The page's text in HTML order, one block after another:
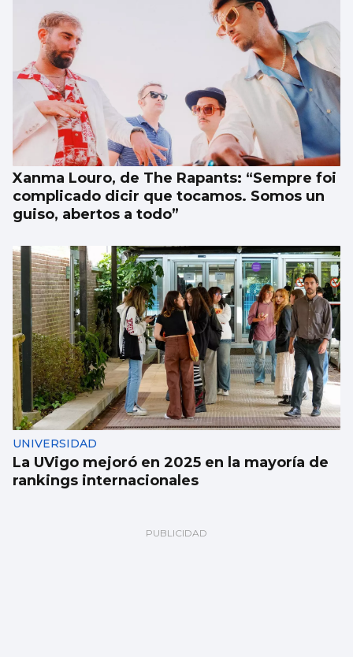
Xanma Louro, de The Rapants: “Sempre foi
complicado dicir que tocamos. Somos un
guiso, abertos a todo”
UNIVERSIDAD
La UVigo mejoró en 2025 en la mayoría de
rankings internacionales